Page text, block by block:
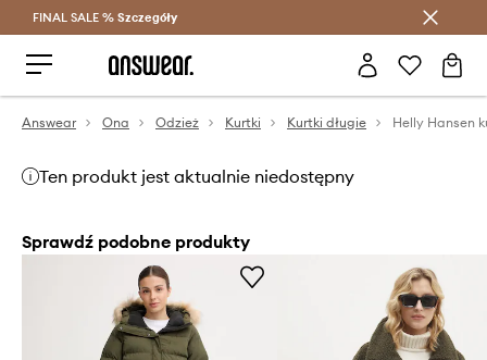
Oszczędzaj z Answear Club >
FINAL SALE % Szczegóły
Answear Ona Odzież Kurtki Kurtki długie
Ten produkt jest aktualnie niedostępny
Sprawdź podobne produkty